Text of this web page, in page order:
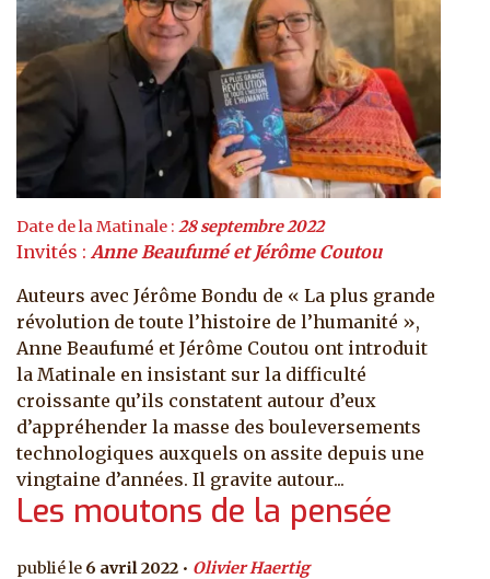
Date de la Matinale : 28 septembre 2022
Invités : Anne Beaufumé et Jérôme Coutou
Auteurs avec Jérôme Bondu de « La plus grande
révolution de toute l’histoire de l’humanité »,
Anne Beaufumé et Jérôme Coutou ont introduit
la Matinale en insistant sur la difficulté
croissante qu’ils constatent autour d’eux
d’appréhender la masse des bouleversements
technologiques auxquels on assite depuis une
vingtaine d’années. Il gravite autour...
Les moutons de la pensée
6 avril 2022
Olivier Haertig